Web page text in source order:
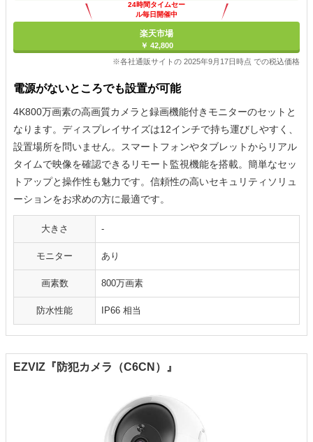
24時間タイムセー
ル毎日開催中
楽天市場
￥ 42,800
※各社通販サイトの 2025年9月17日時点 での税込価格
電源がないところでも設置が可能
4K800万画素の高画質カメラと録画機能付きモニターのセットと
なります。ディスプレイサイズは12インチで持ち運びしやすく、
設置場所を問いません。スマートフォンやタブレットからリアル
タイムで映像を確認できるリモート監視機能を搭載。簡単なセッ
トアップと操作性も魅力です。信頼性の高いセキュリティソリュ
ーションをお求めの方に最適です。
大きさ -
モニター あり
画素数 800万画素
防水性能 IP66 相当
EZVIZ『防犯カメラ（C6CN）』